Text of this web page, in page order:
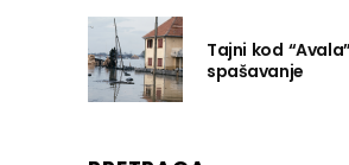
Tajni kod
spašavanje